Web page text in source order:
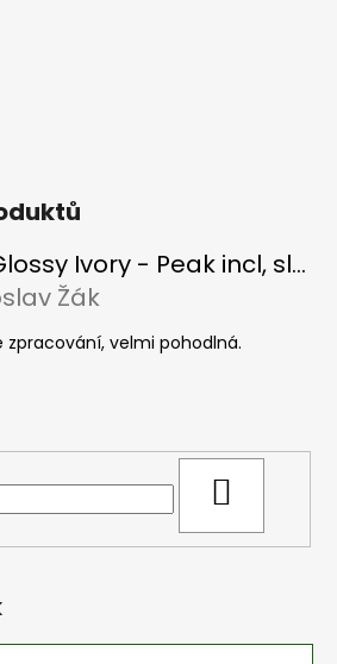
G02x Glossy Ivory - Peak incl, slonová kost
produktu je 5 z 5 hvězdiček.
Žák
zpracování, velmi pohodlná.